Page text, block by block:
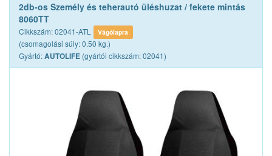
2db-os Személy és teherautó üléshuzat / fekete mintás
8060TT
Cikkszám: 02041-ATL Vágólapra
(csomagolási súly: 0.50 kg.)
Gyártó:AUTOLIFE (gyártói cikkszám: 02041)